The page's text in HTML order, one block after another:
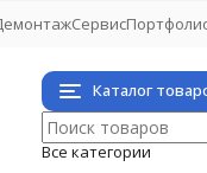
Сервис
Каталог
Все категории